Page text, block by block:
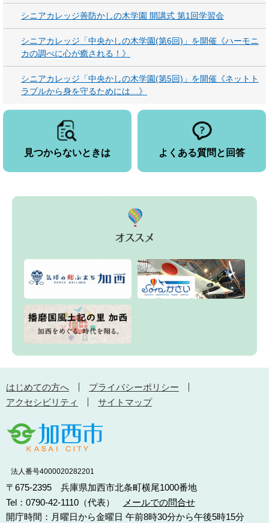
シニアカレッジ善防かしの木学園 開講式 第1回学習会
シニアカレッジ「中央かしの木学園(第6回)」を開催《ハーモニ
カの調べに心が癒される！》
シニアカレッジ「中央かしの木学園(第5回)」を開催《ネットト
ラブルから身を守るためには…》
見つからないときは よくある質問と回答
はじめての方へ
プライバシーポリシー
アクセシビリティ
サイトマップ
法人番号4000020282201
〒675-2395 兵庫県加西市北条町横尾1000番地
Tel：0790-42-1110（代表）
メールでの問合せ
開庁時間：月曜日から金曜日 午前8時30分から午後5時15分